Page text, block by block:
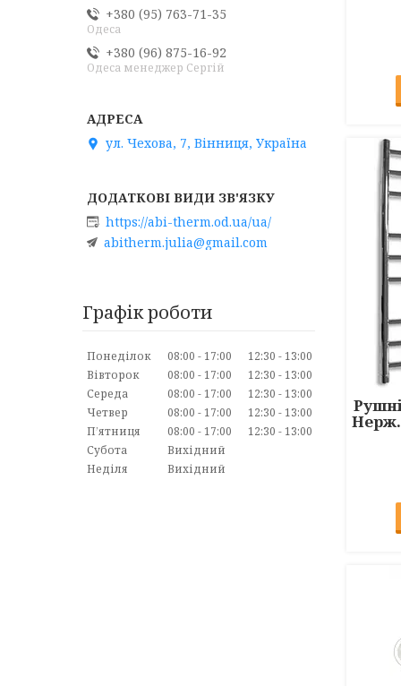
Нерж.
+380 (95) 763-71-35
Одеса
+380 (96) 875-16-92
Одеса менеджер Сергій
ул. Чехова, 7, Вінниця, Україна
https://abi-therm.od.ua/ua/
abitherm.julia@gmail.com
Графік роботи
Понеділок 08:00 17:00 12:30
13:00
Вівторок
08:00 17:00 12:30
13:00
Середа
08:00 17:00 12:30
13:00
Четвер
08:00 17:00 12:30
13:00
Пʼятниця
08:00 17:00 12:30
13:00
Субота
Вихідний
Неділя
Вихідний